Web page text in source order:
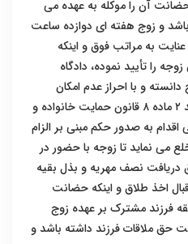
آن را موکله به عهده می
و زوج هفته ای دوازده ساعت
به مراتب فوق و اینکه
را تأیید نموده، دادگاه
و با احراز عدم امکان
سازش بین زوجین مستندا به بند ۲ ماده ۸ قانون حمایت خانواده و
۱۱۳۰ قانون مدنی اقدام به صدور حکم مبنی بر الزام
می نماید تا زوجه با حضور در
دریافت نصف مهریه و بذل بقیه
اخذ طلاق و اینکه حضانت
فرزند مشترک بر عهده زوج
حق ملاقات فرزند داشته باشد و